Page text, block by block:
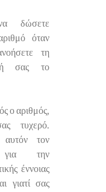
δώσετε
όταν
τη
σας το
ο αριθμός,
τυχερό.
αυτόν τον
για την
έννοιας
γιατί σας